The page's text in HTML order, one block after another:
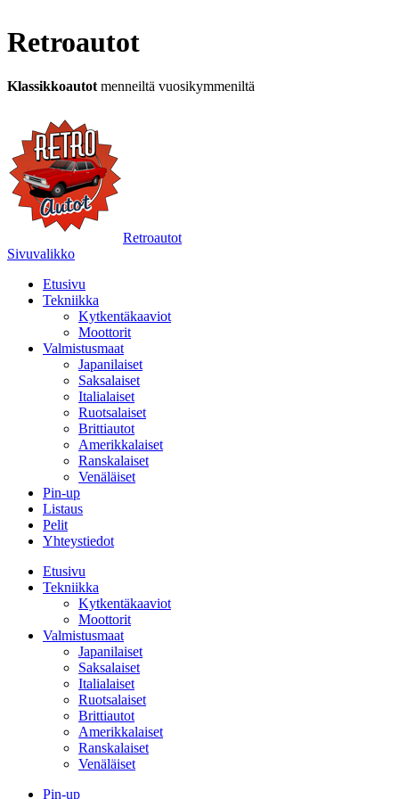
Retroautot
Klassikkoautot menneiltä vuosikymmeniltä
Retroautot
Sivuvalikko
Etusivu
Tekniikka
Kytkentäkaaviot
Moottorit
Valmistusmaat
Japanilaiset
Saksalaiset
Italialaiset
Ruotsalaiset
Brittiautot
Amerikkalaiset
Ranskalaiset
Venäläiset
Pin-up
Listaus
Pelit
Yhteystiedot
Etusivu
Tekniikka
Kytkentäkaaviot
Moottorit
Valmistusmaat
Japanilaiset
Saksalaiset
Italialaiset
Ruotsalaiset
Brittiautot
Amerikkalaiset
Ranskalaiset
Venäläiset
Pin-up